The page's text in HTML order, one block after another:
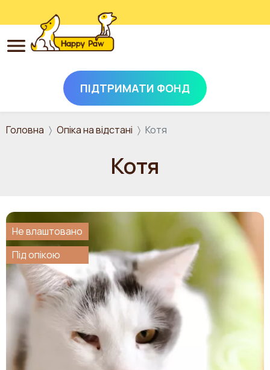
Перейти до основного вмісту
ПІДТРИМАТИ ФОНД
Головна Опіка на відстані Котя
Котя
Не влаштовано
Під опікою